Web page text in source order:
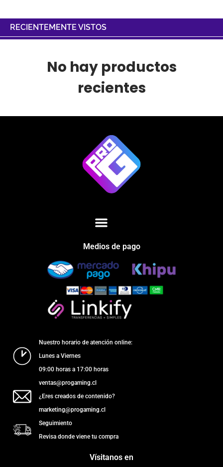
RECIENTEMENTE VISTOS
No hay productos
recientes
Medios de pago
Nuestro horario de atención online:
Lunes a Viernes
09:00 horas a 17:00 horas
ventas@progaming.cl
¿Eres creados de contenido?
marketing@progaming.cl
Seguimiento
Revisa donde viene tu compra
Vísitanos en